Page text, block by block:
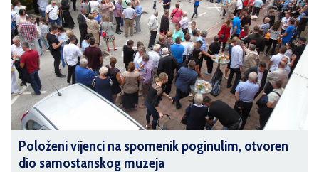
Položeni vijenci na spomenik poginulim, otvoren
dio samostanskog muzeja